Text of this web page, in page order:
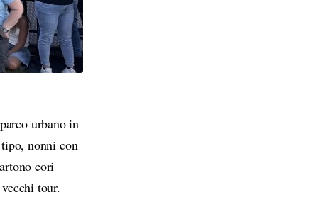
urbano in
nonni con
cori
tour.